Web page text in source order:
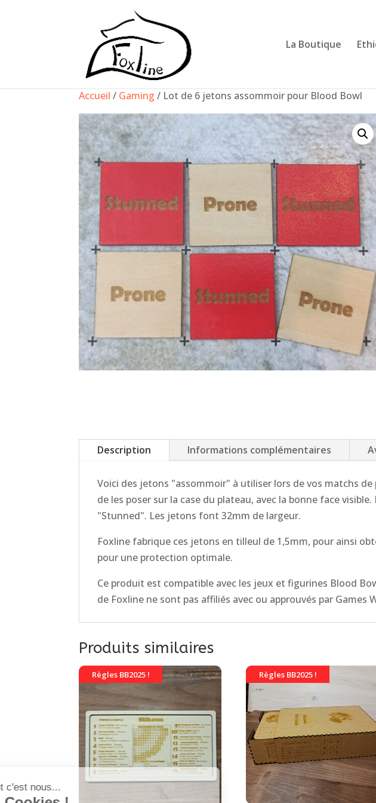
La Boutique
Accueil / Gaming / Lot de 6 jetons assommoir pour Blood Bowl
Description Informations complémentaires
Voici des jetons "assommoir" à utiliser lors de vos matchs
de les poser sur la case du plateau, avec la bonne face
"Stunned". Les jetons font 32mm de largeur.
Foxline fabrique ces jetons en tilleul de 1,5mm, pour ainsi
pour une protection optimale.
Ce produit est compatible avec les jeux et figurines Blood
de Foxline ne sont pas affiliés avec ou approuvés par Games
Produits similaires
Règles BB2025 ! Règles BB2025 !
Salut c'est nous...
les Cookies !